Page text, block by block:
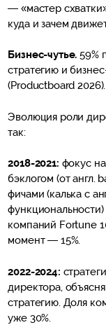
— «мастер
куда и зачем
Бизнес-чутье. 59%
стратегию и
(Productboard 2026).
Эволюция роли
так:
2018-2021: фокус
бэклогом (от англ.
фичами (калька с
компаний Fortune
момент — 15%.
2022-2024:
директора,
стратегию. Доля
уже 30%.